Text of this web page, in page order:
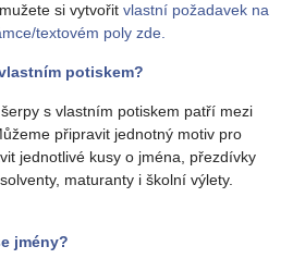
si vytvořit vlastní požadavek na
textovém poly zde.
potiskem?
s vlastním potiskem patří mezi
připravit jednotný motiv pro
jednotlivé kusy o jména, přezdívky
maturanty i školní výlety.
jmény?